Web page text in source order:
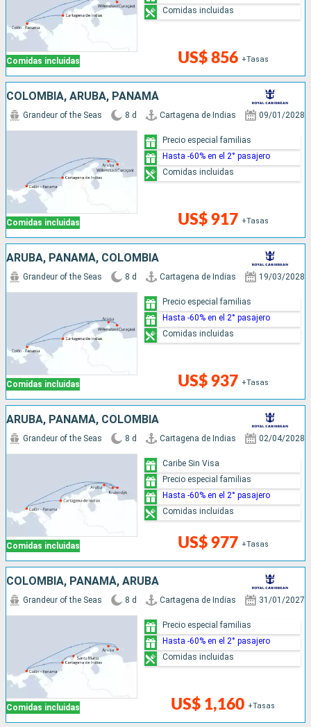
Comidas incluidas US$ 856 +Tasas
Comidas incluidas
COLOMBIA, ARUBA, PANAMÁ
Comidas incluidas
Grandeur of the Seas 8 d Cartagena de Indias 09/01/2028
US$ 917 +Tasas
Precio especial familias
Hasta -60% en el 2° pasajero
Comidas incluidas
ARUBA, PANAMÁ, COLOMBIA
Comidas incluidas
Grandeur of the Seas 8 d Cartagena de Indias 19/03/2028
US$ 937 +Tasas
Precio especial familias
Hasta -60% en el 2° pasajero
Comidas incluidas
ARUBA, PANAMÁ, COLOMBIA
Comidas incluidas
Grandeur of the Seas 8 d Cartagena de Indias 02/04/2028
US$ 977 +Tasas
Caribe Sin Visa
Precio especial familias
Hasta -60% en el 2° pasajero
Comidas incluidas
COLOMBIA, PANAMÁ, ARUBA
Comidas incluidas
Grandeur of the Seas 8 d Cartagena de Indias 31/01/2027
US$ 1,160 +Tasas
Precio especial familias
Hasta -60% en el 2° pasajero
Comidas incluidas